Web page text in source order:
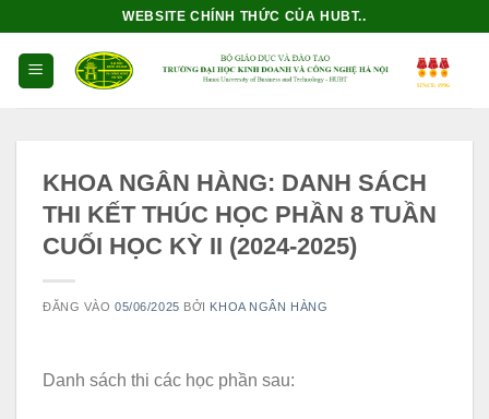
dung
WEBSITE CHÍNH THỨC CỦA HUBT..
KHOA NGÂN HÀNG: DANH SÁCH
THI KẾT THÚC HỌC PHẦN 8 TUẦN
CUỐI HỌC KỲ II (2024-2025)
ĐĂNG VÀO05/06/2025 BỞI KHOA NGÂN HÀNG
Danh sách thi các học phần sau: